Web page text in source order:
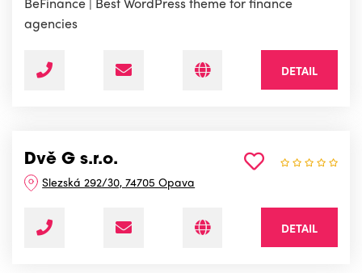
agencies
DETAIL
Dvě G s.r.o.
Slezská 292/30, 74705 Opava
DETAIL